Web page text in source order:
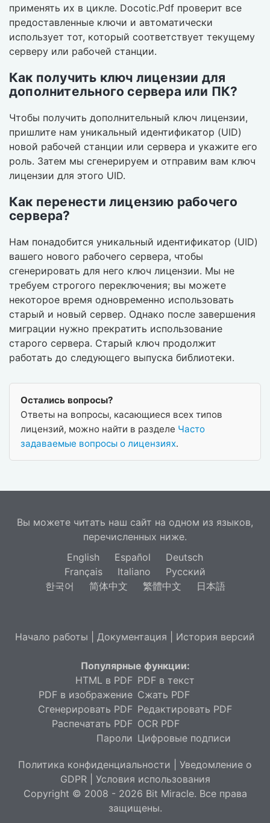
применять их в цикле. Docotic.Pdf проверит все
предоставленные ключи и автоматически
использует тот, который соответствует текущему
серверу или рабочей станции.
Как получить ключ лицензии для
дополнительного сервера или ПК?
Чтобы получить дополнительный ключ лицензии,
пришлите нам уникальный идентификатор (UID)
новой рабочей станции или сервера и укажите его
роль. Затем мы сгенерируем и отправим вам ключ
лицензии для этого UID.
Как перенести лицензию рабочего
сервера?
Нам понадобится уникальный идентификатор (UID)
вашего нового рабочего сервера, чтобы
сгенерировать для него ключ лицензии. Мы не
требуем строгого переключения; вы можете
некоторое время одновременно использовать
старый и новый сервер. Однако после завершения
миграции нужно прекратить использование
старого сервера. Старый ключ продолжит
работать до следующего выпуска библиотеки.
Остались вопросы?
Ответы на вопросы, касающиеся всех типов
лицензий, можно найти в разделе Часто
задаваемые вопросы о лицензиях.
Вы можете читать наш сайт на одном из языков,
перечисленных ниже.
English
Español
Deutsch
Français
Italiano
Русский
한국어
简体中文 繁體中文 日本語
Начало работы Документация История версий
Популярные функции:
HTML в PDF
PDF в изображение
Сгенерировать PDF
Распечатать PDF
Пароли
PDF в текст
Сжать PDF
Редактировать PDF
OCR PDF
Цифровые подписи
Политика конфиденциальности
Уведомление о
GDPR| Условия использования
Copyright © 2008 - 2026 Bit Miracle. Все права
защищены.